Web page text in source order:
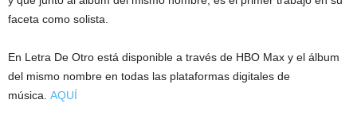
faceta como solista.
En Letra De Otro está disponible a través de HBO Max y el álbum
del mismo nombre en todas las plataformas digitales de
música. AQUÍ